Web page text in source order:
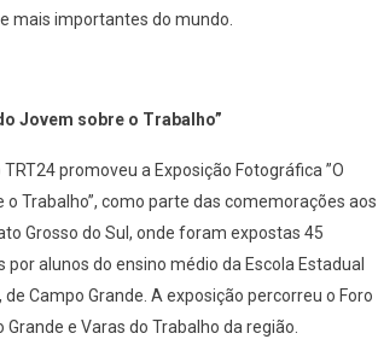
mais importantes do mundo.
Jovem sobre o Trabalho”
promoveu a Exposição Fotográfica ”O
o Trabalho”, como parte das comemorações aos
Grosso do Sul, onde foram expostas 45
alunos do ensino médio da Escola Estadual
Campo Grande. A exposição percorreu o Foro
e Varas do Trabalho da região.